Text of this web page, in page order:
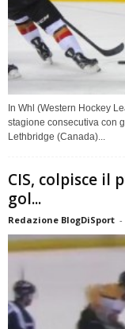
In Whl (Western Hockey
stagione consecutiva con
Lethbridge (Canada)...
CIS, colpisce il
gol...
Redazione BlogDiSport -